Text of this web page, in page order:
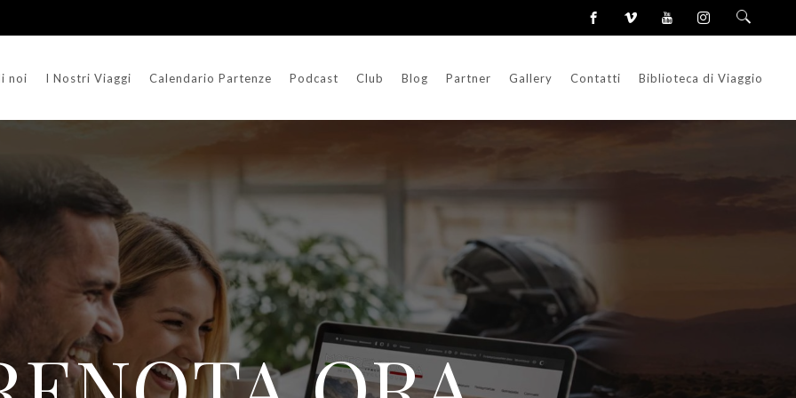
noi I Nostri Viaggi Calendario Partenze Podcast Club Blog Partner Gallery Contatti Biblioteca di Viaggio